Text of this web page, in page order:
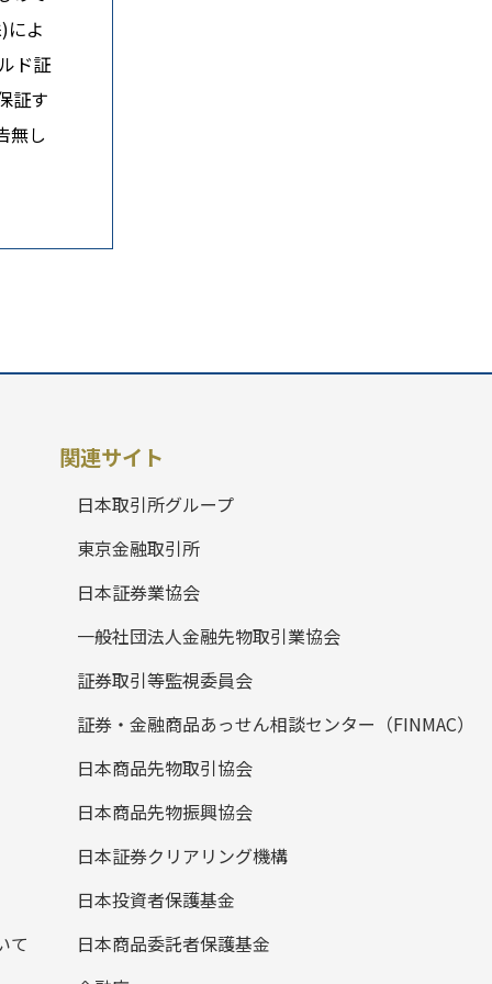
によ
ド証
証す
無し
て
関連サイト
日本取引所グループ
東京金融取引所
日本証券業協会
一般社団法人金融先物取引業協会
証券取引等監視委員会
証券・金融商品あっせん相談センター（FINMAC）
日本商品先物取引協会
日本商品先物振興協会
日本証券クリアリング機構
日本投資者保護基金
日本商品委託者保護基金